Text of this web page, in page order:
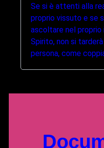
Se si è attenti alla
proprio vissuto e se
ascoltare nel
Spirito, non si
persona, come